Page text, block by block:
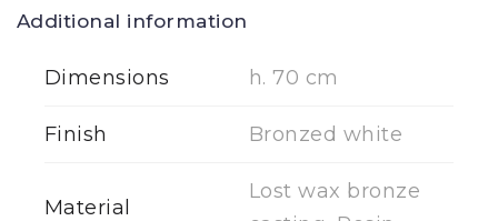
Additional information
Dimensions h. 70 cm
Finish Bronzed white
Material
Lost wax bronze